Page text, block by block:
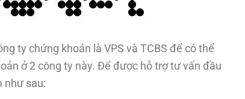
ty chứng khoán là VPS và TCBS để có thể
ở 2 công ty này. Để được hỗ trợ tư vấn đầu
như sau: